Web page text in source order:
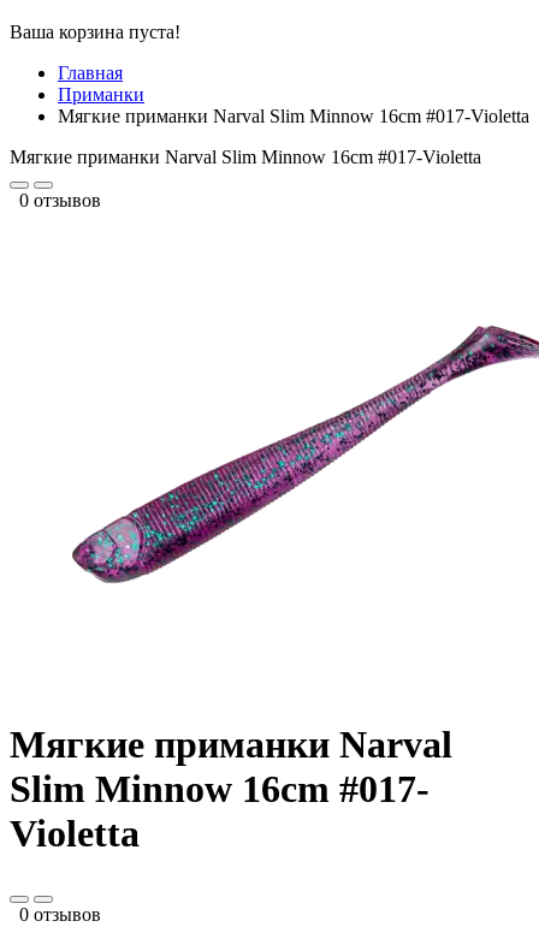
Ваша корзина пуста!
Главная
Приманки
Мягкие приманки Narval Slim Minnow 16cm #017-Violetta
Мягкие приманки Narval Slim Minnow 16cm #017-Violetta
0 отзывов
Мягкие приманки Narval
Slim Minnow 16cm #017-
Violetta
0 отзывов